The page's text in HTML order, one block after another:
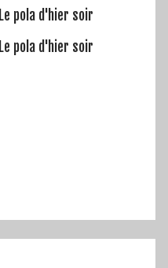
Le pola d'hier soir
Le pola d'hier soir